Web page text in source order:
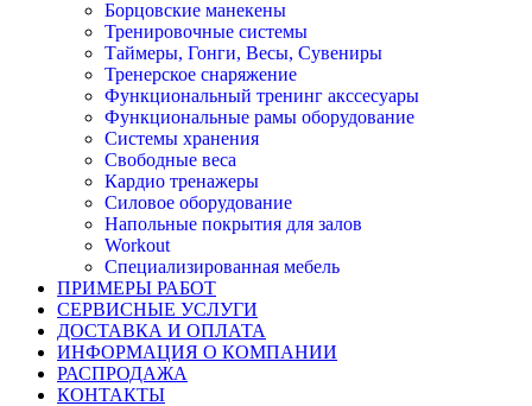
Борцовские манекены
Тренировочные системы
Таймеры, Гонги, Весы, Сувениры
Тренерское снаряжение
Функциональный тренинг акссесуары
Функциональные рамы оборудование
Системы хранения
Свободные веса
Кардио тренажеры
Силовое оборудование
Напольные покрытия для залов
Workout
Специализированная мебель
ПРИМЕРЫ РАБОТ
СЕРВИСНЫЕ УСЛУГИ
ДОСТАВКА И ОПЛАТА
ИНФОРМАЦИЯ О КОМПАНИИ
РАСПРОДАЖА
КОНТАКТЫ